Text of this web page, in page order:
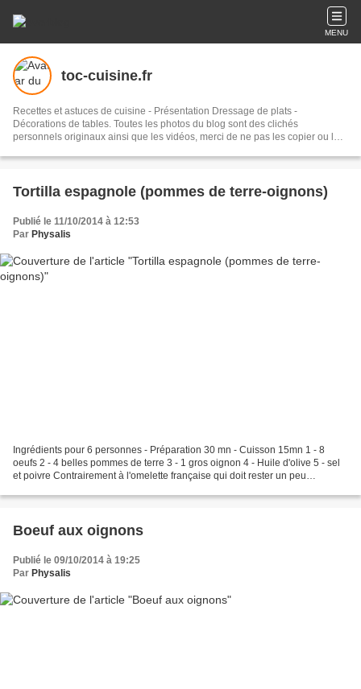
MENU
toc-cuisine.fr
Recettes et astuces de cuisine - Présentation Dressage de plats -
Décorations de tables. Toutes les photos du blog sont des clichés
personnels originaux ainsi que les vidéos, merci de ne pas les copier ou les
proposées ont toutes été testées et élaborées à la maison. Nous sommes
partie inspiration culinaire, réalisation des recettes et photos, et Christie
administratrice pour rédiger, présenter les articles et les photos et
promouvoir le blog sur le net et les réseaux sociaux. Abonnez-vous pour ne
pas rater nos publications, vos mails resteront strictement confidentiels.
Bonne visite !!
Tortilla espagnole (pommes de terre-oignons)
Publié le 11/10/2014 à 12:53
Par Physalis
Ingrédients pour 6 personnes - Préparation 30 mn - Cuisson 15mn 1 - 8
oeufs 2 - 4 belles pommes de terre 3 - 1 gros oignon 4 - Huile d'olive 5 - sel
et poivre Contrairement à l'omelette française qui doit rester un peu
Boeuf aux oignons
Publié le 09/10/2014 à 19:25
Par Physalis